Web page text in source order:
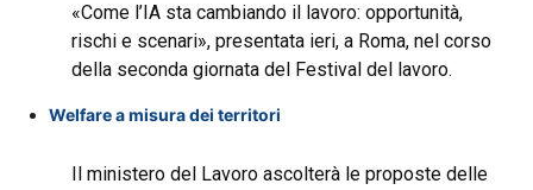
«Come l’IA sta cambiando il lavoro: opportunità,
rischi e scenari», presentata ieri, a Roma, nel corso
della seconda giornata del Festival del lavoro.
Welfare a misura dei territori
Il ministero del Lavoro ascolterà le proposte delle